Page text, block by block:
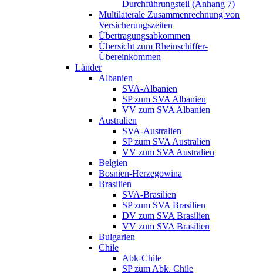
Durchführungsteil (Anhang 7)
Multilaterale Zusammenrechnung von
Versicherungszeiten
Übertragungsabkommen
Übersicht zum Rheinschiffer-
Übereinkommen
Länder
Albanien
SVA-Albanien
SP zum SVA Albanien
VV zum SVA Albanien
Australien
SVA-Australien
SP zum SVA Australien
VV zum SVA Australien
Belgien
Bosnien-Herzegowina
Brasilien
SVA-Brasilien
SP zum SVA Brasilien
DV zum SVA Brasilien
VV zum SVA Brasilien
Bulgarien
Chile
Abk-Chile
SP zum Abk. Chile